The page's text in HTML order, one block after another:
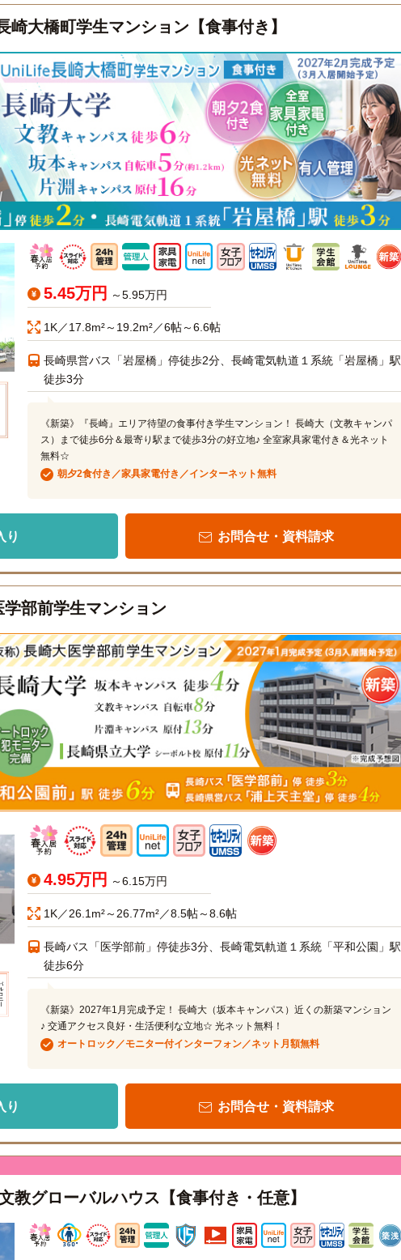
崎大橋町学生マンション【食事付き】
5.45万円 ～5.95万円
1K／17.8m²～19.2m²／6帖～6.6帖
長崎県営バス「岩屋橋」停徒歩2分、長崎電気軌道１系統「岩屋橋」駅
徒歩3分
《新築》『長崎』エリア待望の食事付き学生マンション！ 長崎大（文教キャンパ
ス）まで徒歩6分＆最寄り駅まで徒歩3分の好立地♪ 全室家具家電付き＆光ネット
無料☆
朝夕2食付き／家具家電付き／インターネット無料
り お問合せ・資料請求
学部前学生マンション
4.95万円 ～6.15万円
1K／26.1m²～26.77m²／8.5帖～8.6帖
長崎バス「医学部前」停徒歩3分、長崎電気軌道１系統「平和公園」駅
徒歩6分
《新築》2027年1月完成予定！ 長崎大（坂本キャンパス）近くの新築マンション
♪ 交通アクセス良好・生活便利な立地☆ 光ネット無料！
オートロック／モニター付インターフォン／ネット月額無料
り お問合せ・資料請求
教グローバルハウス【食事付き・任意】